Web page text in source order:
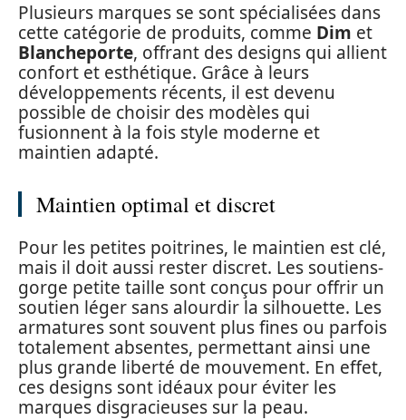
Plusieurs marques se sont spécialisées dans
cette catégorie de produits, comme Dim et
Blancheporte, offrant des designs qui allient
confort et esthétique. Grâce à leurs
développements récents, il est devenu
possible de choisir des modèles qui
fusionnent à la fois style moderne et
maintien adapté.
Maintien optimal et discret
Pour les petites poitrines, le maintien est clé,
mais il doit aussi rester discret. Les soutiens-
gorge petite taille sont conçus pour offrir un
soutien léger sans alourdir la silhouette. Les
armatures sont souvent plus fines ou parfois
totalement absentes, permettant ainsi une
plus grande liberté de mouvement. En effet,
ces designs sont idéaux pour éviter les
marques disgracieuses sur la peau.